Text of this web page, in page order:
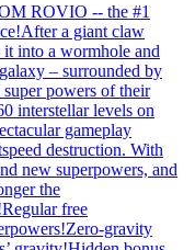
ROVIO -- the #1
a giant claw
into a wormhole and
– surrounded by
powers of their
interstellar levels on
gameplay
destruction. With
new superpowers, and
the
free
gravity